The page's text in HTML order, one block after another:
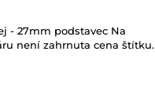
- 27mm podstavec Na
není zahrnuta cena štítku.